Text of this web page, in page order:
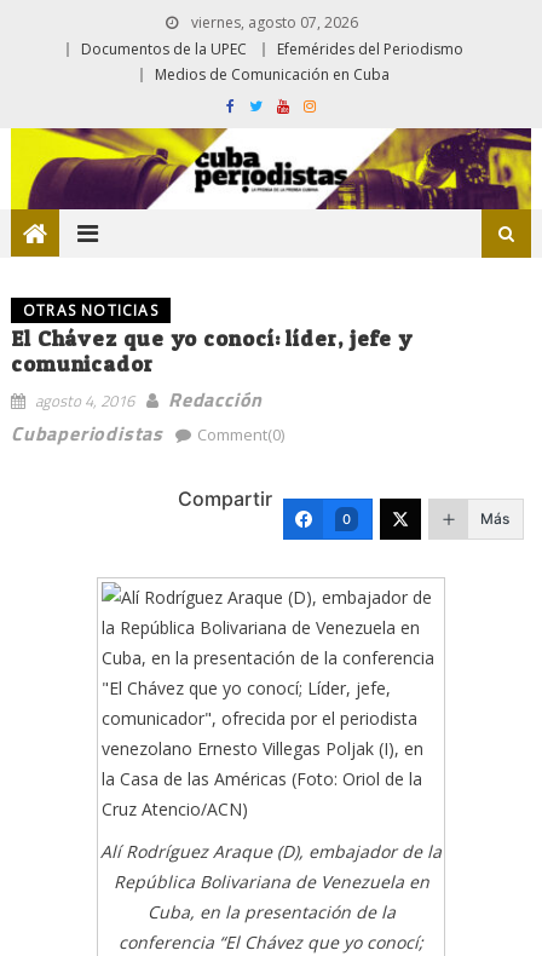
viernes, agosto 07, 2026
Documentos de la UPEC
Efemérides del Periodismo
Medios de Comunicación en Cuba
OTRAS NOTICIAS
El Chávez que yo conocí: líder, jefe y
comunicador
agosto 4, 2016
Redacción
Cubaperiodistas
Comment(0)
Compartir
0 Más
Alí Rodríguez Araque (D), embajador de la
República Bolivariana de Venezuela en
Cuba, en la presentación de la
conferencia “El Chávez que yo conocí;